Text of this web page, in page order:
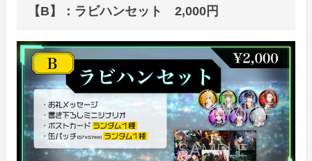
【B】：ラビハンセット 2,000円